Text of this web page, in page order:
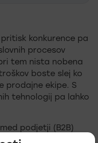
konkurence pa
procesov
tem nista nobena
boste slej ko
prodajne ekipe. S
tehnologij pa lahko
podjetji (B2B)
kako pristopiti